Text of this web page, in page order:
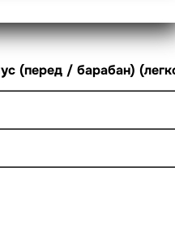
(перед / барабан)